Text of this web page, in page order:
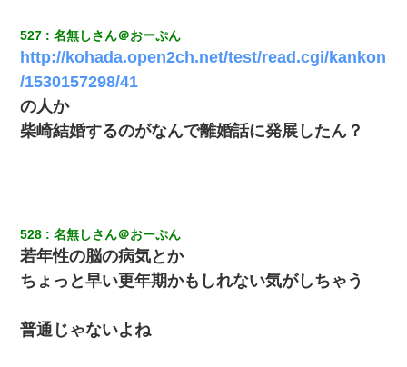
527 名無しさん＠おーぷん
http://kohada.open2ch.net/test/read.cgi/kankon
/1530157298/41
の人か
柴崎結婚するのがなんで離婚話に発展したん？
528 名無しさん＠おーぷん
若年性の脳の病気とか
ちょっと早い更年期かもしれない気がしちゃう
普通じゃないよね